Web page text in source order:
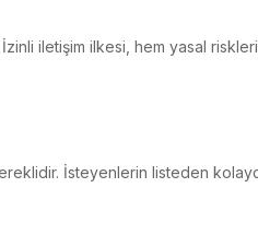
iletişim ilkesi, hem yasal
İsteyenlerin listeden